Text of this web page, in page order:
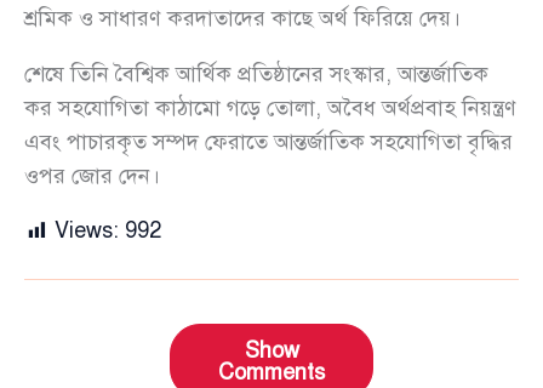
শ্রমিক ও সাধারণ করদাতাদের কাছে অর্থ ফিরিয়ে দেয়।
শেষে তিনি বৈশ্বিক আর্থিক প্রতিষ্ঠানের সংস্কার, আন্তর্জাতিক
কর সহযোগিতা কাঠামো গড়ে তোলা, অবৈধ অর্থপ্রবাহ নিয়ন্ত্রণ
এবং পাচারকৃত সম্পদ ফেরাতে আন্তর্জাতিক সহযোগিতা বৃদ্ধির
ওপর জোর দেন।
Views: 992
Show
Comments